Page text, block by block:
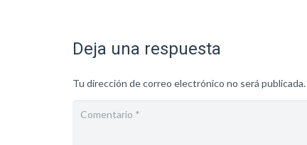
Deja una respuesta
Tu dirección de correo electrónico no será publicada.